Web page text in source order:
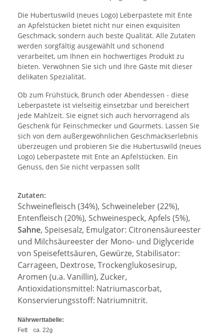
Die Hubertuswild (neues Logo) Leberpastete mit Ente
an Apfelstücken bietet nicht nur einen exquisiten
Geschmack, sondern auch beste Qualität. Alle Zutaten
werden sorgfältig ausgewählt und schonend
verarbeitet, um Ihnen ein hochwertiges Produkt zu
bieten. Verwöhnen Sie sich und Ihre Gäste mit dieser
delikaten Spezialität.
Ob zum Frühstück, Brunch oder Abendessen - diese
Leberpastete ist vielseitig einsetzbar und bereichert
jede Mahlzeit. Sie eignet sich auch hervorragend als
Geschenk für Feinschmecker und Gourmets. Lassen Sie
sich von dem außergewöhnlichen Geschmackserlebnis
überzeugen und probieren Sie die Hubertuswild (neues
Logo) Leberpastete mit Ente an Apfelstücken. Ein
Genuss, den Sie nicht verpassen sollt
Zutaten:
Schweinefleisch (34%), Schweineleber (22%),
Entenfleisch (20%), Schweinespeck, Apfels (5%),
Sahne, Speisesalz, Emulgator: Citronensäureester
und Milchsäureester der Mono- und Diglyceride
von Speisefettsäuren, Gewürze, Stabilisator:
Carrageen, Dextrose, Trockenglukosesirup,
Aromen (u.a. Vanillin), Zucker,
Antioxidationsmittel: Natriumascorbat,
Konservierungsstoff: Natriumnitrit.
Nährwerttabelle:
Fett ca. 22g